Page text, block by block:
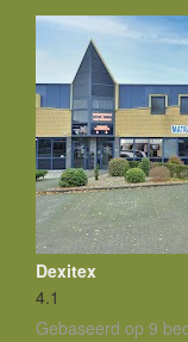
Dexitex
4.1
Gebaseerd op 9